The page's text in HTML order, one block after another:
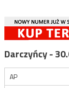
Darczyńcy -
AP